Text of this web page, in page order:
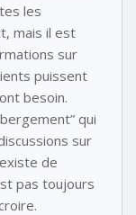
les
mais il est
sur
puissent
besoin.
qui
sur
de
pas toujours